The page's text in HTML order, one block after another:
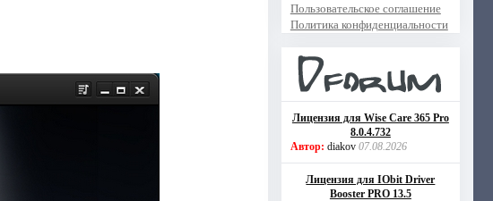
Пользовательское соглашение
Политика конфиденциальности
Лицензия для Wise Care 365 Pro
8.0.4.732
Автор: diakov 07.08.2026
Лицензия для IObit Driver
Booster PRO 13.5